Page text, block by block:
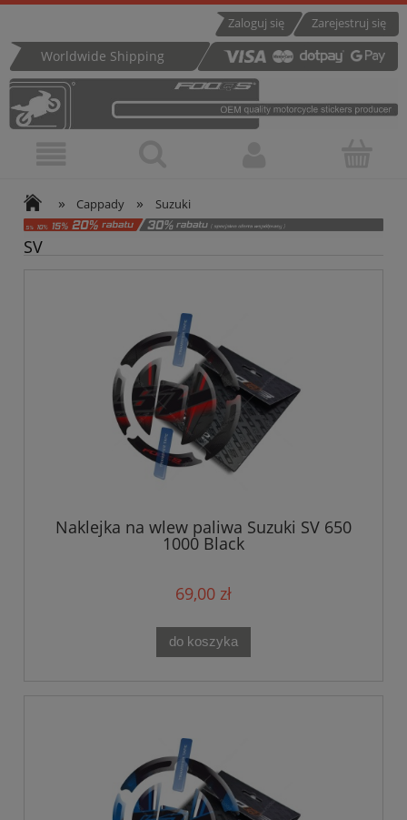
Zarejestruj się
Zaloguj się
Worldwide Shipping
» Cappady » Suzuki
SV
Naklejka na wlew paliwa Suzuki SV 650
1000 Black
69,00 zł
do koszyka